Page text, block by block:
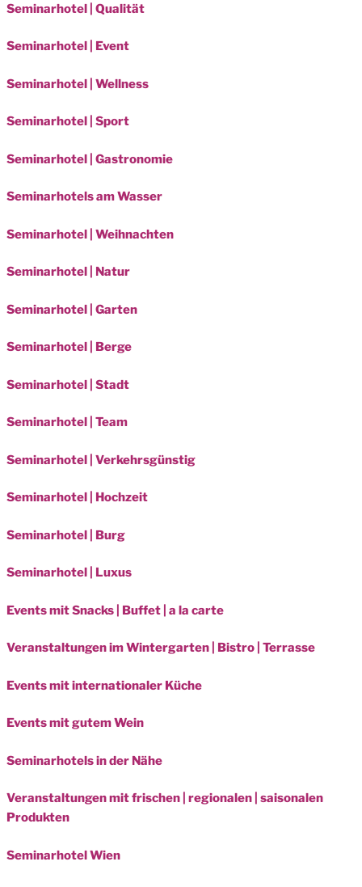
Seminarhotel | Qualität
Seminarhotel | Event
Seminarhotel | Wellness
Seminarhotel | Sport
Seminarhotel | Gastronomie
Seminarhotels am Wasser
Seminarhotel | Weihnachten
Seminarhotel | Natur
Seminarhotel | Garten
Seminarhotel | Berge
Seminarhotel | Stadt
Seminarhotel | Team
Seminarhotel | Verkehrsgünstig
Seminarhotel | Hochzeit
Seminarhotel | Burg
Seminarhotel | Luxus
Events mit Snacks | Buffet | a la carte
Veranstaltungen im Wintergarten | Bistro | Terrasse
Events mit internationaler Küche
Events mit gutem Wein
Seminarhotels in der Nähe
Veranstaltungen mit frischen | regionalen | saisonalen
Produkten
Seminarhotel Wien